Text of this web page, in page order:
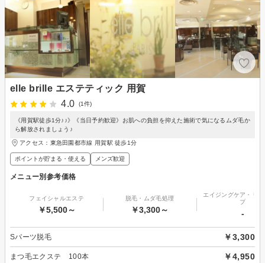
elle brille エステティック 用賀
4.0
(1件)
《用賀駅徒歩1分♪♪》《当日予約歓迎》お肌への負担を抑えた施術で気になるムダ毛か
ら解放されましょう♪
アクセス：東急田園都市線 用賀駅 徒歩1分
ポイントが貯まる・使える メンズ歓迎
メニュー別参考価格
フェイシャルエステ
￥5,500～
脱毛・ムダ毛処理
￥3,300～
エイジングケア・リ
プ
-
Sパーツ脱毛 ￥3,300
まつ毛エクステ 100本 ￥4,950